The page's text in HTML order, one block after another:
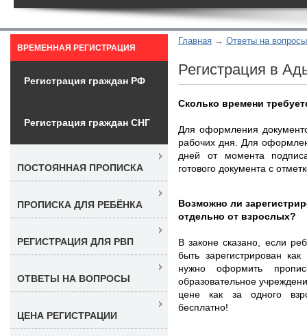
Главная Ответы на
Регистрация в
Сколько времени
Для оформления
рабочих дня. Для
дней от момента
готового документа с
Возможно ли
отдельно от взрослых?
В законе сказано, если
быть зарегистрирован
нужно оформить
образовательное
цене как за одного
бесплатно!
ВРЕМЕННАЯ РЕГИСТРАЦИЯ
Регистрация граждан РФ
Регистрация граждан СНГ
ПОСТОЯННАЯ ПРОПИСКА
ПРОПИСКА ДЛЯ РЕБЁНКА
РЕГИСТРАЦИЯ ДЛЯ РВП
ОТВЕТЫ НА ВОПРОСЫ
ЦЕНА РЕГИСТРАЦИИ